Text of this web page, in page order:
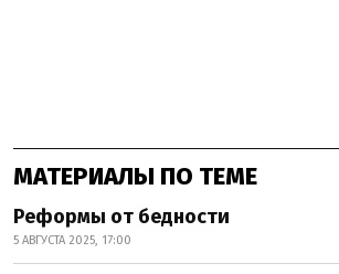
МАТЕРИАЛЫ ПО ТЕМЕ
Реформы от бедности
5 АВГУСТА 2025, 17:00